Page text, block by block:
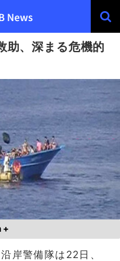
、深まる危機的
+
岸警備隊は22日、